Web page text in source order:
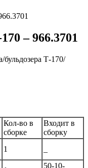
– 966.3701
Т-170/
Кол-во в
сборке
Входит в
сборку
1
50-10-